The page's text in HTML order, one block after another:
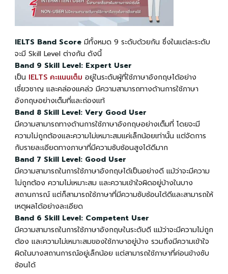
IELTS Band Scoreมีทั้งหมด 9 ระดับด้วยกัน ซึ่งในแต่ละระดับ
จะมี Skill Level ต่างกัน ดังนี้
Band 9 Skill Level: Expert User
เป็น IELTS คะแนนเต็ม อยู่ในระดับผู้ที่ใช้ภาษาอังกฤษได้อย่าง
เชี่ยวชาญ และคล่องแคล่ว มีความสามารถทางด้านการใช้ภาษา
อังกฤษอย่างเต็มที่และถ่องแท้
Band 8 Skill Level: Very Good User
มีความสามารถทางด้านการใช้ภาษาอังกฤษอย่างเต็มที่ โดยจะมี
ความไม่ถูกต้องและความไม่เหมาะสมแค่เล็กน้อยเท่านั้น แต่จัดการ
กับรายละเอียดทางภาษาที่มีความซับซ้อนสูงได้ดีมาก
Band 7 Skill Level: Good User
มีความสามารถในการใช้ภาษาอังกฤษได้เป็นอย่างดี แม้ว่าจะมีความ
ไม่ถูกต้อง ความไม่เหมาะสม และความเข้าใจผิดอยู่บ้างในบาง
สถานการณ์ แต่ก็สามารถใช้ภาษาที่มีความซับซ้อนได้ดีและสามารถให้
เหตุผลได้อย่างละเอียด
Band 6 Skill Level: Competent User
มีความสามารถในการใช้ภาษาอังกฤษในระดับดี แม้ว่าจะมีความไม่ถูก
ต้อง และความไม่เหมาะสมของใช้ภาษาอยู่บ้าง รวมถึงมีความเข้าใจ
ผิดในบางสถานการณ์อยู่เล็กน้อย แต่สามารถใช้ภาษาที่ค่อนข้างซับ
ซ้อนได้